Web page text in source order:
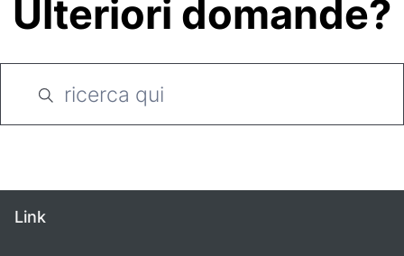
Ulteriori domande?
Link